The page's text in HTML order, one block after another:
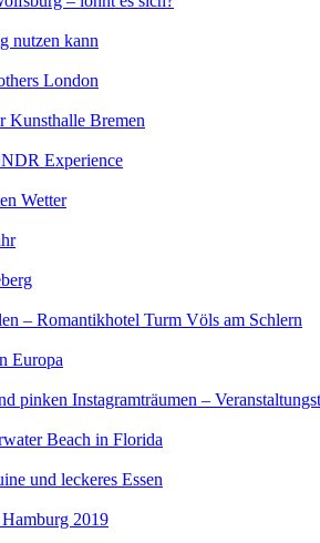
nutzen kann
London
Kunsthalle Bremen
Experience
Wetter
– Romantikhotel Turm Völs am Schlern
Europa
pinken Instagramträumen –
Beach in Florida
und leckeres Essen
2019